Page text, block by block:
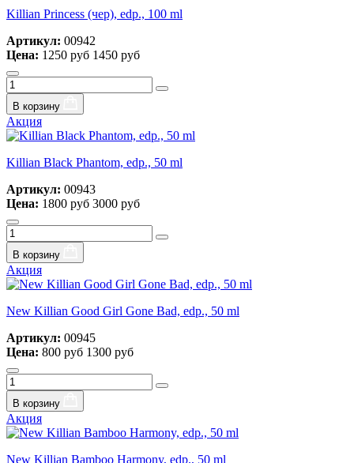
Killian Princess (чер), edp., 100 ml
Артикул: 00942
Цена: 1250 руб 1450 руб
В корзину
Акция
Killian Black Phantom, edp., 50 ml
Артикул: 00943
Цена: 1800 руб 3000 руб
В корзину
Акция
New Killian Good Girl Gone Bad, edp., 50 ml
Артикул: 00945
Цена: 800 руб 1300 руб
В корзину
Акция
New Killian Bamboo Harmony, edp., 50 ml